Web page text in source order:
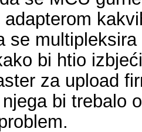
se
bi htio
za upload
bi trebalo